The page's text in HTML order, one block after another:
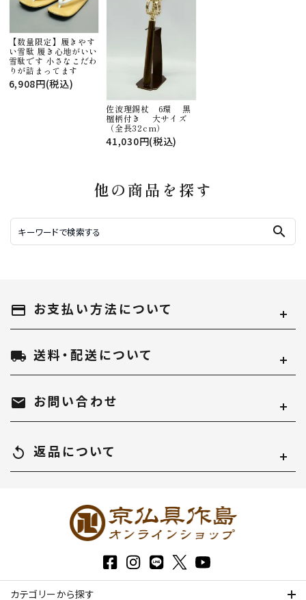
【数量限定】履きやす
い雪駄 履き心地がいい
雪駄です 小さなこだわ
りが詰まってます
6,908円(税込)
佐波理錫杖 6環 黒
檀柄付き 大サイズ
（全長32cm）
41,030円(税込)
他の商品を探す
search
payment お支払い方法について
local_shipping 送料・配送について
mail お問い合わせ
replay 返品について
カテゴリーから探す